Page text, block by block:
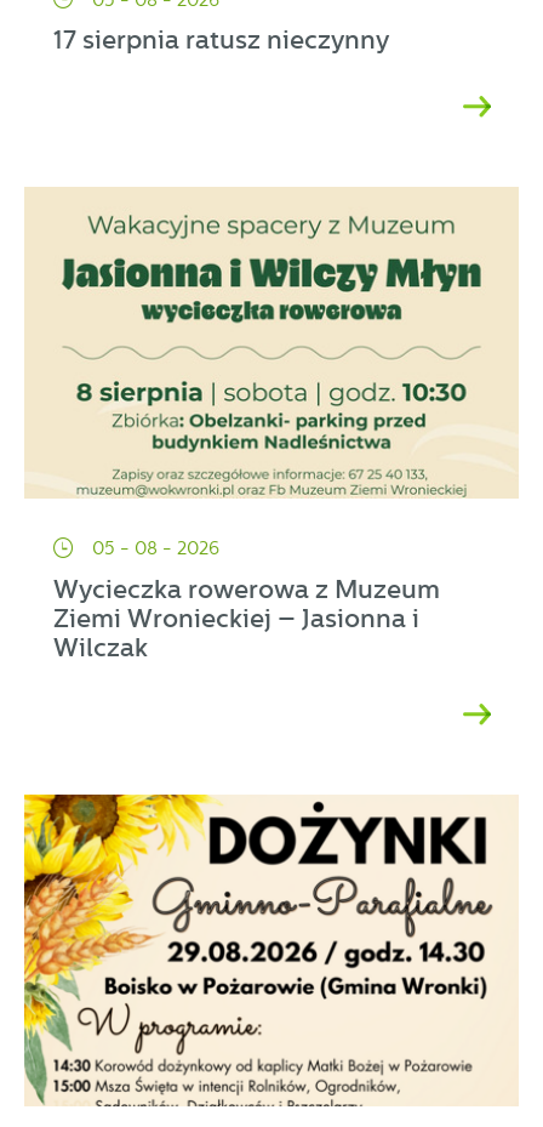
17 sierpnia ratusz nieczynny
05 - 08 - 2026
Wycieczka rowerowa z Muzeum
Ziemi Wronieckiej – Jasionna i
Wilczak